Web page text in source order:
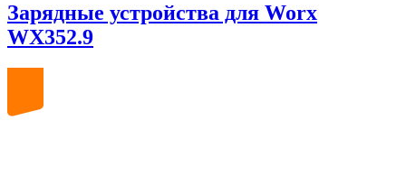
Зарядные устройства для Worx
WX352.9